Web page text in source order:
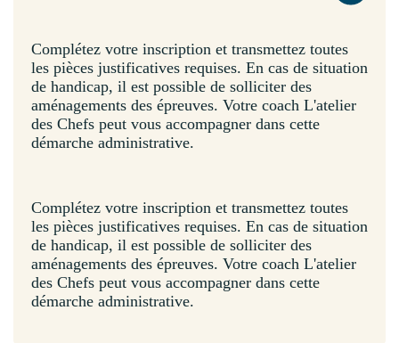
Complétez votre inscription et transmettez toutes
les pièces justificatives requises. En cas de situation
de handicap, il est possible de solliciter des
aménagements des épreuves. Votre coach L'atelier
des Chefs peut vous accompagner dans cette
démarche administrative.
Complétez votre inscription et transmettez toutes
les pièces justificatives requises. En cas de situation
de handicap, il est possible de solliciter des
aménagements des épreuves. Votre coach L'atelier
des Chefs peut vous accompagner dans cette
démarche administrative.